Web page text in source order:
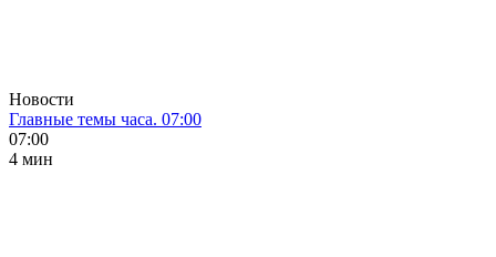
Новости
Главные темы часа. 07:00
07:00
4 мин